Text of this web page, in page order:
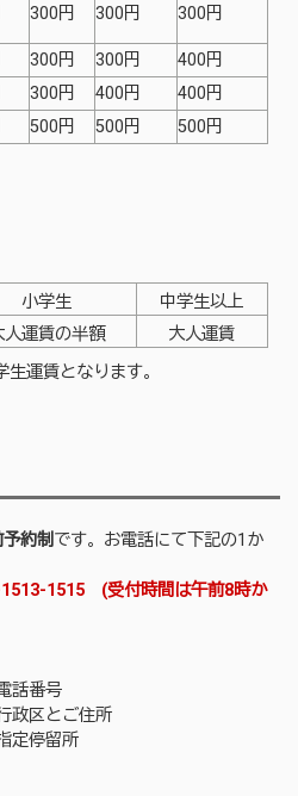
300円 300円 300円
300円 300円
400円
300円 400円
400円
500円 500円 500円
小学生
中学生以上
人運賃の半額
大人運賃
運賃となります。
約制です。お電話にて下記の1か
1515 (受付時間は午前8時か
話番号
区とご住所
定停留所